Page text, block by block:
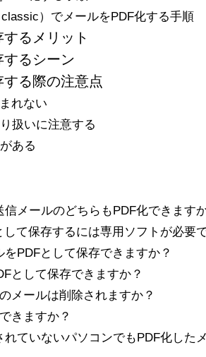
）でメールをPDF化する手順
るメリット
するシーン
る際の注意点
れない
扱いに注意する
ある
メールのどちらもPDF化できます
て保存するには専用ソフトが必要
PDFとして保存できますか？
として保存できますか？
メールは削除されますか？
きますか？
ていないパソコンでもPDF化した